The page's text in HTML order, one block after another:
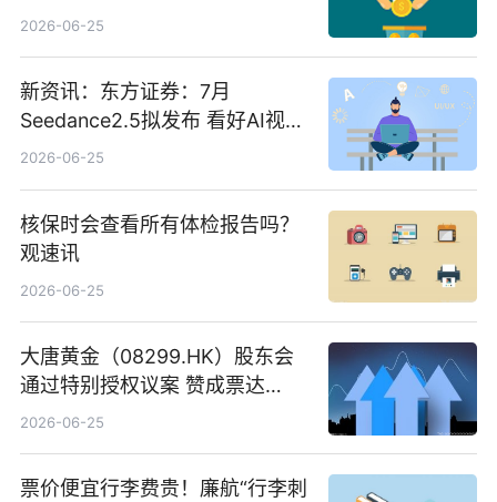
筹约1007万港元 独家焦点
2026-06-25
新资讯：东方证券：7月
Seedance2.5拟发布 看好AI视频
创作工作流进一步提效
2026-06-25
核保时会查看所有体检报告吗？
观速讯
2026-06-25
大唐黄金（08299.HK）股东会
通过特别授权议案 赞成票达
100%_新动态
2026-06-25
票价便宜行李费贵！廉航“行李刺